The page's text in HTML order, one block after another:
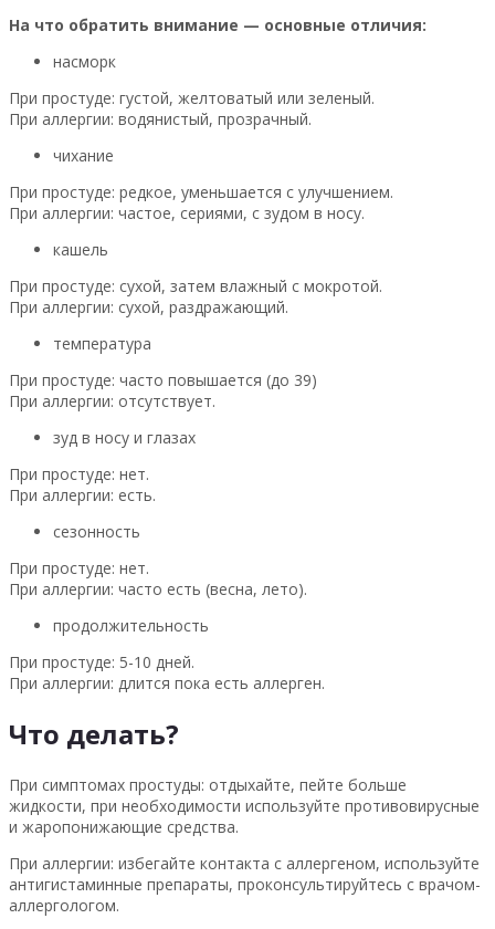
На что обратить внимание — основные отличия:
насморк
При простуде: густой, желтоватый или зеленый.
При аллергии: водянистый, прозрачный.
чихание
При простуде: редкое, уменьшается с улучшением.
При аллергии: частое, сериями, с зудом в носу.
кашель
При простуде: сухой, затем влажный с мокротой.
При аллергии: сухой, раздражающий.
температура
При простуде: часто повышается (до 39)
При аллергии: отсутствует.
зуд в носу и глазах
При простуде: нет.
При аллергии: есть.
сезонность
При простуде: нет.
При аллергии: часто есть (весна, лето).
продолжительность
При простуде: 5-10 дней.
При аллергии: длится пока есть аллерген.
Что делать?
При симптомах простуды: отдыхайте, пейте больше
жидкости, при необходимости используйте противовирусные
и жаропонижающие средства.
При аллергии: избегайте контакта с аллергеном, используйте
антигистаминные препараты, проконсультируйтесь с врачом-
аллергологом.